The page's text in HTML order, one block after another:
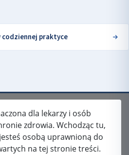
praktyce
dla lekarzy i osób
zdrowia. Wchodząc tu,
osobą uprawnioną do
na tej stronie treści.